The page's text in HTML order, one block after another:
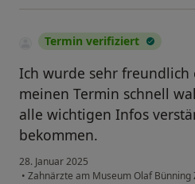
Termin verifiziert
Ich wurde sehr
meinen Termin schnell
alle wichtigen Infos
bekommen.
28. Januar 2025
• Zahnärzte am Museum Olaf Bünning